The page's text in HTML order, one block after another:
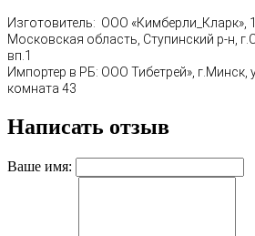
Изготовитель: ООО «Кимберли_Кларк»,
Московская область, Ступинский р-н,
вп.1
Импортер в РБ: ООО Тибетрей», г.Минск,
комната 43
Написать отзыв
Ваше имя: